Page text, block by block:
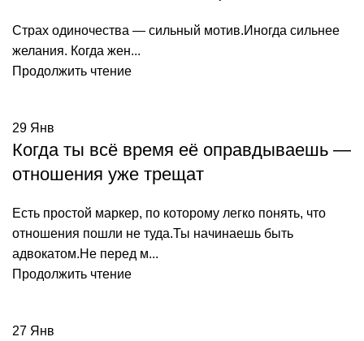
Страх одиночества — сильный мотив.Иногда сильнее
желания. Когда жен...
Продолжить чтение
29 Янв
Когда ты всё время её оправдываешь —
отношения уже трещат
Есть простой маркер, по которому легко понять, что
отношения пошли не туда.Ты начинаешь быть
адвокатом.Не перед м...
Продолжить чтение
27 Янв